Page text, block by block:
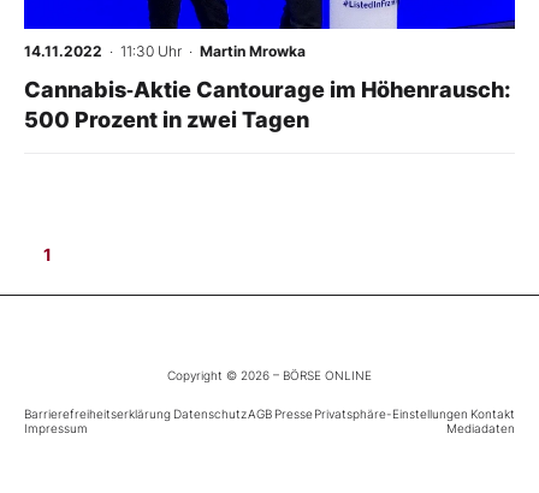
Mein Konto
14.11.2022 · 11:30 Uhr · Martin Mrowka
Cannabis‑Aktie Cantourage im Höhenrausch:
500 Prozent in zwei Tagen
1
Copyright © 2026 – BÖRSE ONLINE
Barrierefreiheitserklärung DatenschutzAGB PressePrivatsphäre-Einstellungen Kontakt
Impressum
Mediadaten